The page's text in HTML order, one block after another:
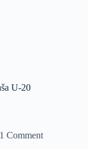
U-20
1 Comment